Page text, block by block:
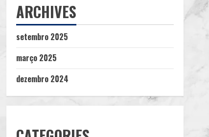
ARCHIVES
setembro 2025
março 2025
dezembro 2024